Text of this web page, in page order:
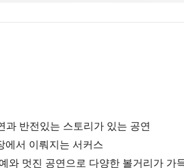
과 반전있는 스토리가 있는 공연
에서 이뤄지는 서커스
와 멋진 공연으로 다양한 볼거리가 가